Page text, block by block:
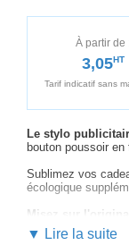
À partir de
3,05HT
Tarif indicatif sans
Le stylo
bouton poussoir
Sublimez vos
écologique
Misez sur
valeur le logo de
▼ Lire la suite